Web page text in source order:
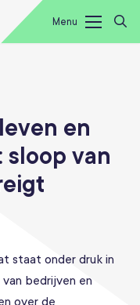
Menu
en
sloop van
staat onder druk in
bedrijven en
over de